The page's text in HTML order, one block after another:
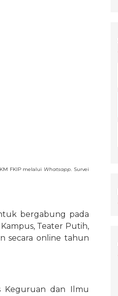
FKIP melalui Whatsapp. Survei
bergabung pada
Teater Putih,
secara online tahun
Keguruan dan Ilmu